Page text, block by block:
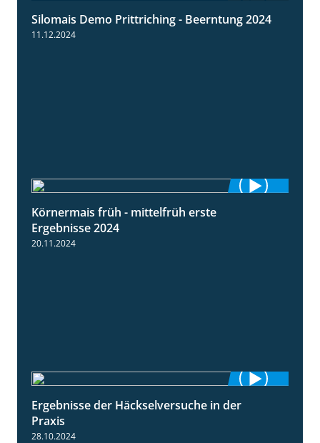
12:28
Silomais Demo Prittriching - Beerntung 2024
11.12.2024
Körnermais früh - mittelfrüh erste
Ergebnisse 2024
20.11.2024
Ergebnisse der Häckselversuche in der
Praxis
28.10.2024